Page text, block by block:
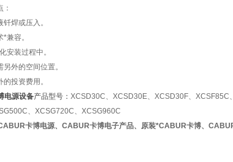
钎焊或压入。
*兼容。
安装过程中。
另外的空间位置。
的投资费用。
电源设备产品型号： XCSD30C、XCSD30E、 XCSD30F、XCSF85C
、XCSG720C、XCSG960C
卡博电源、CABUR卡博电子产品、原装*CABUR卡博、